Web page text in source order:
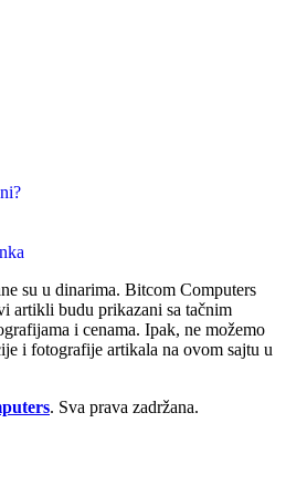
su u dinarima. Bitcom Computers
artikli budu prikazani sa tačnim
i cenama. Ipak, ne možemo
i fotografije artikala na ovom sajtu u
. Sva prava zadržana.